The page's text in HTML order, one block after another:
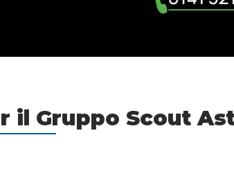
il Gruppo Scout